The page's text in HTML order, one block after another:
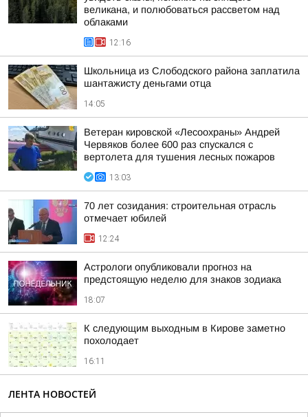
великана, и полюбоваться рассветом над
облаками
12:16
Школьница из Слободского района заплатила
шантажисту деньгами отца
14:05
Ветеран кировской «Лесоохраны» Андрей
Червяков более 600 раз спускался с
вертолета для тушения лесных пожаров
13:03
70 лет созидания: строительная отрасль
отмечает юбилей
12:24
Астрологи опубликовали прогноз на
предстоящую неделю для знаков зодиака
18:07
К следующим выходным в Кирове заметно
похолодает
16:11
ЛЕНТА НОВОСТЕЙ